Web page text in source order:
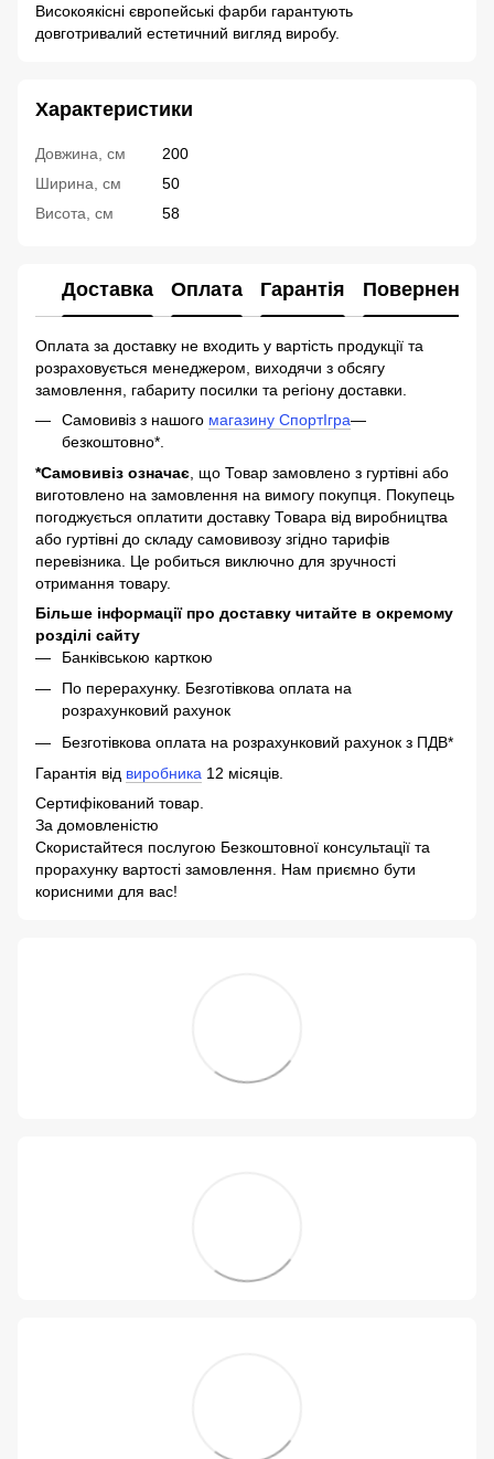
Високоякісні європейські фарби гарантують
довготривалий естетичний вигляд виробу.
Характеристики
Довжина, см
200
Ширина, см
50
Висота, см
58
Доставка Оплата Гарантія Повернення
Оплата за доставку не входить у вартість продукції та
розраховується менеджером, виходячи з обсягу
замовлення, габариту посилки та регіону доставки.
Самовивіз з нашого магазину СпортІгра—
безкоштовно*.
*Самовивіз означає , що Товар замовлено з гуртівні або
виготовлено на замовлення на вимогу покупця. Покупець
погоджується оплатити доставку Товара від виробництва
або гуртівні до складу самовивозу згідно тарифів
перевізника. Це робиться виключно для зручності
отримання товару.
Більше інформації про доставку читайте в окремому
розділі сайту
Банківською карткою
По перерахунку. Безготівкова оплата на
розрахунковий рахунок
Безготівкова оплата на розрахунковий рахунок з ПДВ*
Гарантія від виробника 12 місяців.
Сертифікований товар.
За домовленістю
Скористайтеся послугою Безкоштовної консультації та
прорахунку вартості замовлення. Нам приємно бути
корисними для вас!